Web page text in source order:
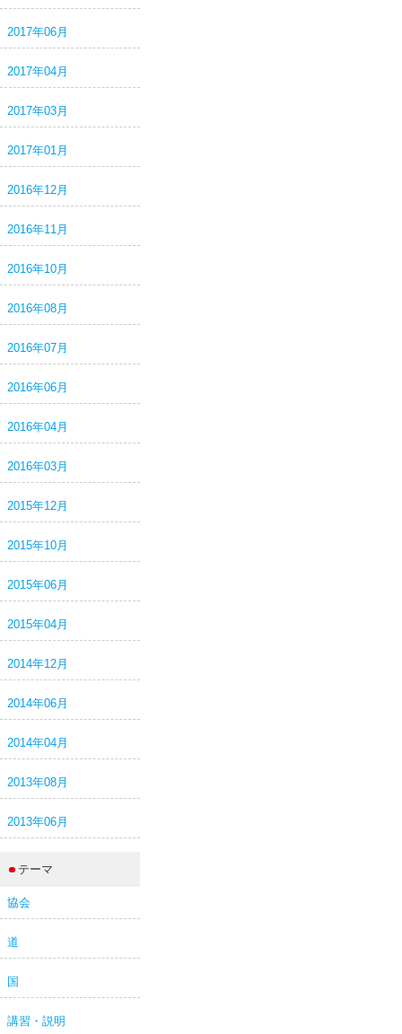
2017年06月
2017年04月
2017年03月
2017年01月
2016年12月
2016年11月
2016年10月
2016年08月
2016年07月
2016年06月
2016年04月
2016年03月
2015年12月
2015年10月
2015年06月
2015年04月
2014年12月
2014年06月
2014年04月
2013年08月
2013年06月
テーマ
協会
道
国
講習・説明